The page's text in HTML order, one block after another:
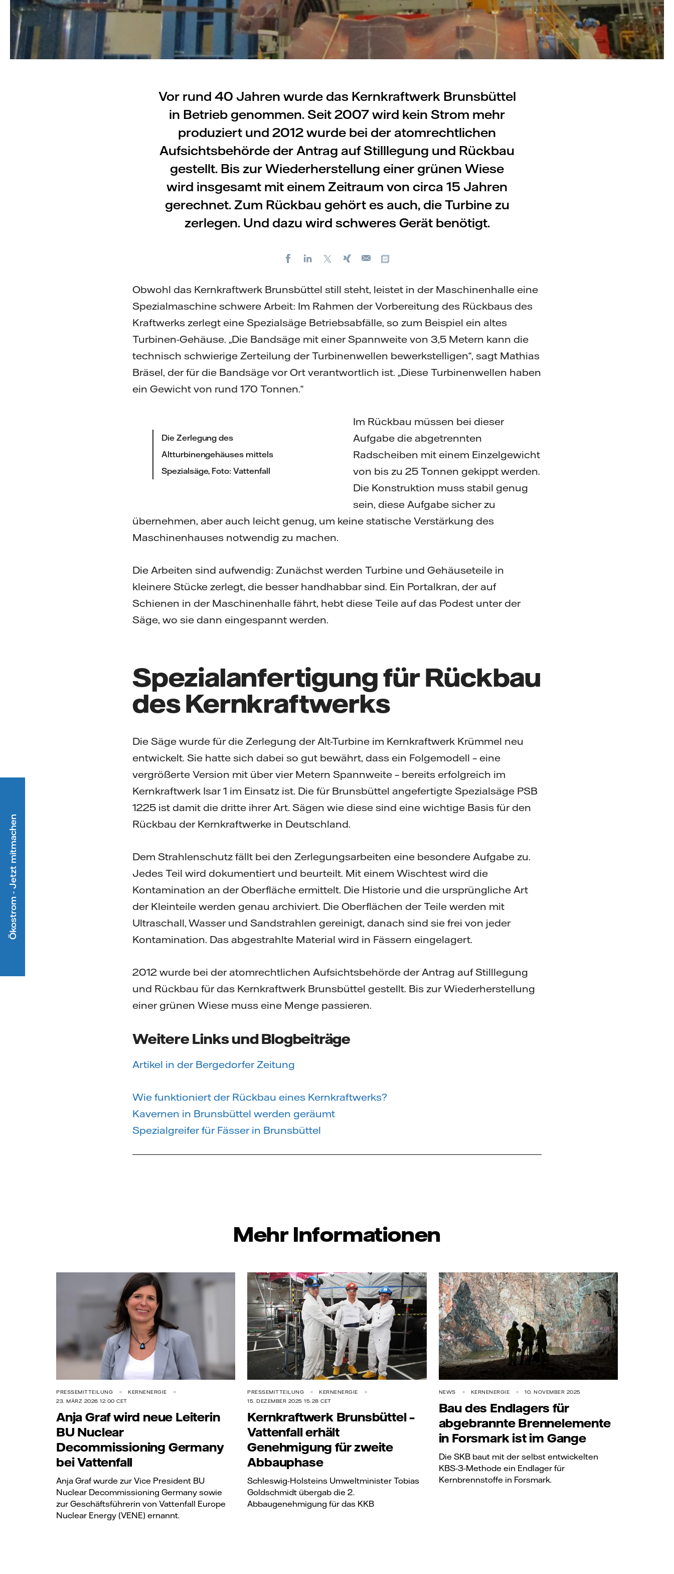
Vor rund 40 Jahren wurde das Kernkraftwerk Brunsbüttel
in Betrieb genommen. Seit 2007 wird kein Strom mehr
produziert und 2012 wurde bei der atomrechtlichen
Aufsichtsbehörde der Antrag auf Stilllegung und Rückbau
gestellt. Bis zur Wiederherstellung einer grünen Wiese
wird insgesamt mit einem Zeitraum von circa 15 Jahren
gerechnet. Zum Rückbau gehört es auch, die Turbine zu
zerlegen. Und dazu wird schweres Gerät benötigt.
FacebookLinkedIn Xing
E-
Obwohl das Kernkraftwerk Brunsbüttel still steht, leistet in der Maschinenhalle eine
Spezialmaschine schwere Arbeit: Im Rahmen der Vorbereitung des Rückbaus des
Kraftwerks zerlegt eine Spezialsäge Betriebsabfälle, so zum Beispiel ein altes
Turbinen-Gehäuse. „Die Bandsäge mit einer Spannweite von 3,5 Metern kann die
technisch schwierige Zerteilung der Turbinenwellen bewerkstelligen“, sagt Mathias
Bräsel, der für die Bandsäge vor Ort verantwortlich ist. „Diese Turbinenwellen haben
ein Gewicht von rund 170 Tonnen.“
Die Zerlegung des
Altturbinengehäuses mittels
Spezialsäge, Foto: Vattenfall
Im Rückbau müssen bei dieser
Aufgabe die abgetrennten
Radscheiben mit einem Einzelgewicht
von bis zu 25 Tonnen gekippt werden.
Die Konstruktion muss stabil genug
sein, diese Aufgabe sicher zu
übernehmen, aber auch leicht genug, um keine statische Verstärkung des
Maschinenhauses notwendig zu machen.
Die Arbeiten sind aufwendig: Zunächst werden Turbine und Gehäuseteile in
kleinere Stücke zerlegt, die besser handhabbar sind. Ein Portalkran, der auf
Schienen in der Maschinenhalle fährt, hebt diese Teile auf das Podest unter der
Säge, wo sie dann eingespannt werden.
Spezialanfertigung für Rückbau
des Kernkraftwerks
Die Säge wurde für die Zerlegung der Alt-Turbine im Kernkraftwerk Krümmel neu
entwickelt. Sie hatte sich dabei so gut bewährt, dass ein Folgemodell – eine
vergrößerte Version mit über vier Metern Spannweite – bereits erfolgreich im
Kernkraftwerk Isar 1 im Einsatz ist. Die für Brunsbüttel angefertigte Spezialsäge PSB
1225 ist damit die dritte ihrer Art. Sägen wie diese sind eine wichtige Basis für den
Rückbau der Kernkraftwerke in Deutschland.
Dem Strahlenschutz fällt bei den Zerlegungsarbeiten eine besondere Aufgabe zu.
Jedes Teil wird dokumentiert und beurteilt. Mit einem Wischtest wird die
Kontamination an der Oberfläche ermittelt. Die Historie und die ursprüngliche Art
der Kleinteile werden genau archiviert. Die Oberflächen der Teile werden mit
Ultraschall, Wasser und Sandstrahlen gereinigt, danach sind sie frei von jeder
Kontamination. Das abgestrahlte Material wird in Fässern eingelagert.
2012 wurde bei der atomrechtlichen Aufsichtsbehörde der Antrag auf Stilllegung
und Rückbau für das Kernkraftwerk Brunsbüttel gestellt. Bis zur Wiederherstellung
einer grünen Wiese muss eine Menge passieren.
Weitere Links und Blogbeiträge
Artikel in der Bergedorfer Zeitung
Wie funktioniert der Rückbau eines Kernkraftwerks?
Kavernen in Brunsbüttel werden geräumt
Spezialgreifer für Fässer in Brunsbüttel
Mehr Informationen
PRESSEMITTEILUNG
KERNENERGIE
23. MÄRZ 2026 12:00 CET
Anja Graf wird neue Leiterin
BU Nuclear
Decommissioning Germany
bei Vattenfall
Anja Graf wurde zur Vice President BU
Nuclear Decommissioning Germany sowie
zur Geschäftsführerin von Vattenfall Europe
Nuclear Energy (VENE) ernannt.
PRESSEMITTEILUNG
KERNENERGIE
15. DEZEMBER 2025 15:28 CET
Kernkraftwerk Brunsbüttel –
Vattenfall erhält
Genehmigung für zweite
Abbauphase
Schleswig-Holsteins Umweltminister Tobias
Goldschmidt übergab die 2.
Abbaugenehmigung für das KKB
NEWS KERNENERGIE 10. NOVEMBER 2025
Bau des Endlagers für
abgebrannte Brennelemente
in Forsmark ist im Gange
Die SKB baut mit der selbst entwickelten
KBS-3-Methode ein Endlager für
Kernbrennstoffe in Forsmark.
Ökostrom - Jetzt mitmachen